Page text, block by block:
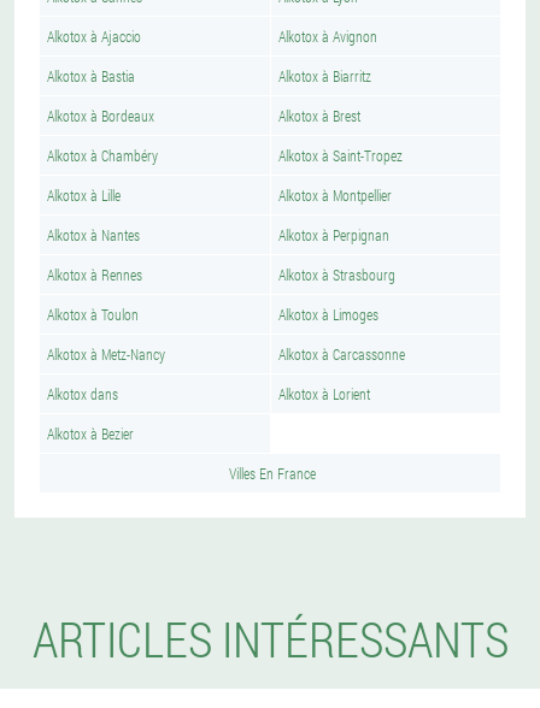
Alkotox à Ajaccio Alkotox à Avignon
Alkotox à Bastia Alkotox à Biarritz
Alkotox à Bordeaux Alkotox à Brest
Alkotox à Chambéry Alkotox à Saint-Tropez
Alkotox à Lille Alkotox à Montpellier
Alkotox à Nantes Alkotox à Perpignan
Alkotox à Rennes Alkotox à Strasbourg
Alkotox à Toulon Alkotox à Limoges
Alkotox à Metz-Nancy Alkotox à Carcassonne
Alkotox dans Alkotox à Lorient
Alkotox à Bezier
Villes En France
ARTICLES INTÉRESSANTS